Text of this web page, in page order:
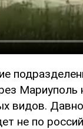
видов.
не по